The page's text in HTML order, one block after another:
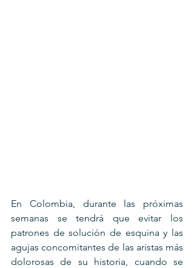
En Colombia, durante las próximas
semanas se tendrá que evitar los
patrones de solución de esquina y las
agujas concomitantes de las aristas más
dolorosas de su historia, cuando se